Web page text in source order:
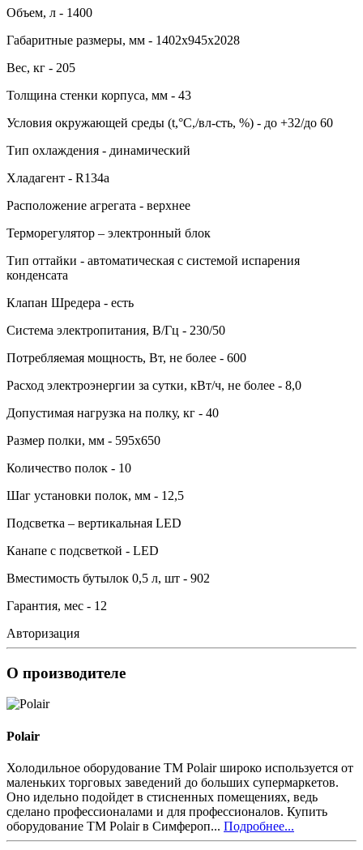
Объем, л - 1400
Габаритные размеры, мм - 1402х945х2028
Вес, кг - 205
Толщина стенки корпуса, мм - 43
Условия окружающей среды (t,°C,/вл-сть, %) - до +32/до 60
Тип охлаждения - динамический
Хладагент - R134a
Расположение агрегата - верхнее
Терморегулятор – электронный блок
Тип оттайки - автоматическая с системой испарения
конденсата
Клапан Шредера - есть
Система электропитания, В/Гц - 230/50
Потребляемая мощность, Вт, не более - 600
Расход электроэнергии за сутки, кВт/ч, не более - 8,0
Допустимая нагрузка на полку, кг - 40
Размер полки, мм - 595х650
Количество полок - 10
Шаг установки полок, мм - 12,5
Подсветка – вертикальная LED
Канапе с подсветкой - LED
Вместимость бутылок 0,5 л, шт - 902
Гарантия, мес - 12
Авторизация
О производителе
Polair
Холодильное оборудование ТМ Polair широко используется от
маленьких торговых заведений до больших супермаркетов.
Оно идельно подойдет в стисненных помещениях, ведь
сделано профессионалами и для профессионалов. Купить
оборудование ТМ Polair в Симфероп... Подробнее...